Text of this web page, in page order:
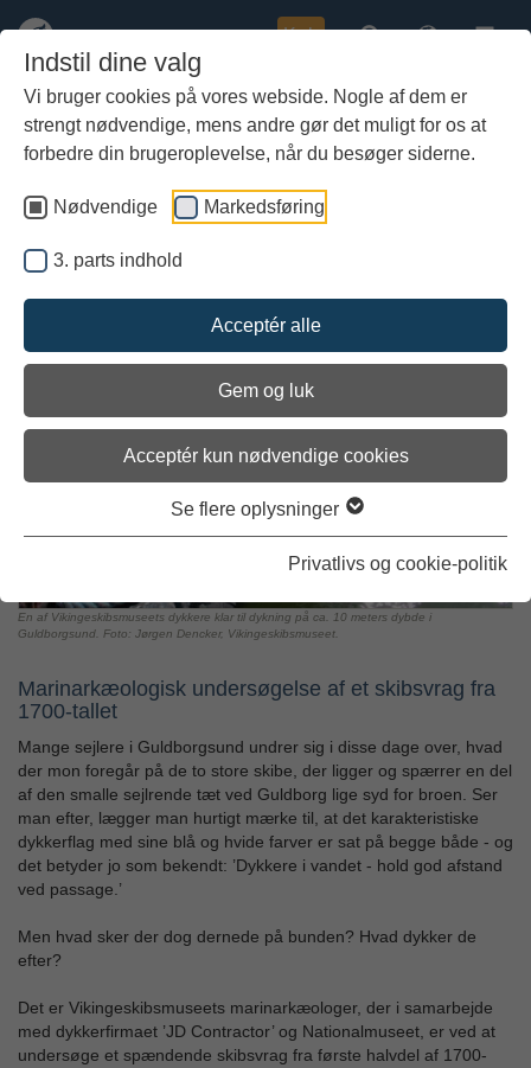
Indstil dine valg
Vi bruger cookies på vores webside. Nogle af dem er
strengt nødvendige, mens andre gør det muligt for os at
forbedre din brugeroplevelse, når du besøger siderne.
Nødvendige Markedsføring
3. parts indhold
Acceptér alle
Gem og luk
Acceptér kun nødvendige cookies
Se flere oplysninger
Privatlivs og cookie-politik
indhold
Køb
Vikingeskibsmuseet undersøger
skibsvrag fra 1700-tallet i
Guldborgsund
En af Vikingeskibsmuseets dykkere klar til dykning på ca. 10 meters dybde i
Guldborgsund. Foto: Jørgen Dencker, Vikingeskibsmuseet.
Marinarkæologisk undersøgelse af et skibsvrag fra
1700-tallet
Mange sejlere i Guldborgsund undrer sig i disse dage over, hvad
der mon foregår på de to store skibe, der ligger og spærrer en del
af den smalle sejlrende tæt ved Guldborg lige syd for broen. Ser
man efter, lægger man hurtigt mærke til, at det karakteristiske
dykkerflag med sine blå og hvide farver er sat på begge både - og
det betyder jo som bekendt: ’Dykkere i vandet - hold god afstand
ved passage.’
Men hvad sker der dog dernede på bunden? Hvad dykker de
efter?
Det er Vikingeskibsmuseets marinarkæologer, der i samarbejde
med dykkerfirmaet ’JD Contractor’ og Nationalmuseet, er ved at
undersøge et spændende skibsvrag fra første halvdel af 1700-